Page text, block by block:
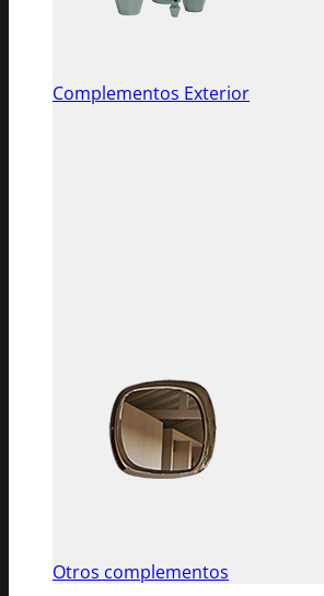
Complementos Exterior
Otros complementos